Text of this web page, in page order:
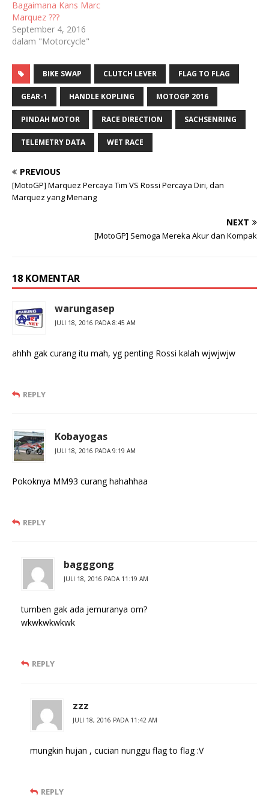
Bagaimana Kans Marc
Marquez ???
September 4, 2016
dalam "Motorcycle"
BIKE SWAP CLUTCH LEVER FLAG TO FLAG
GEAR-1 HANDLE KOPLING MOTOGP 2016
PINDAH MOTOR RACE DIRECTION SACHSENRING
TELEMETRY DATA WET RACE
PREVIOUS
[MotoGP] Marquez Percaya Tim VS Rossi Percaya Diri, dan
Marquez yang Menang
NEXT
[MotoGP] Semoga Mereka Akur dan Kompak
18 KOMENTAR
warungasep
JULI 18, 2016 PADA 8:45 AM
ahhh gak curang itu mah, yg penting Rossi kalah wjwjwjw
REPLY
Kobayogas
JULI 18, 2016 PADA 9:19 AM
Pokoknya MM93 curang hahahhaa
REPLY
bagggong
JULI 18, 2016 PADA 11:19 AM
tumben gak ada jemuranya om?
wkwkwkwkwk
REPLY
zzz
JULI 18, 2016 PADA 11:42 AM
mungkin hujan , cucian nunggu flag to flag :V
REPLY